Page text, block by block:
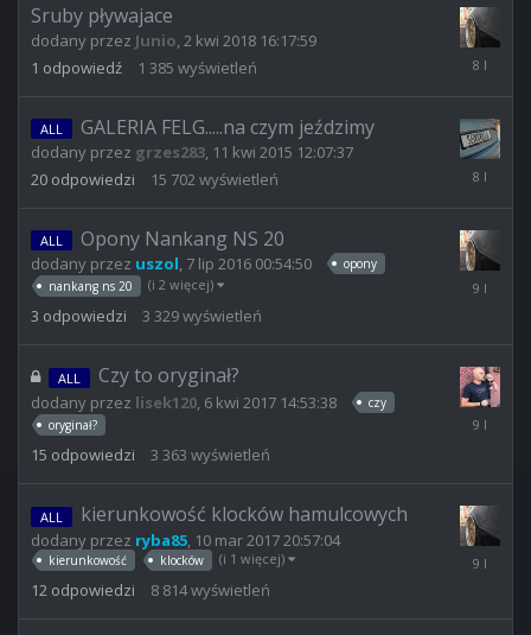
Sruby pływajace
dodany przez Junio,2 kwi 2018 16:17:59
1 odpowiedź 1 385 wyświetleń
20:24:40
ALL GALERIA FELG.....na czym jeździmy
dodany przez grzes283, 11 kwi 2015 12:07:37
20 odpowiedzi 15 702wyświetleń
29
23:58:19
ALL Opony Nankang NS 20
dodany przez uszol, 7 lip 2016 00:54:50
opony
nankang ns 20
(i 2 więcej)
3 odpowiedzi 3 329wyświetleń
ALL Czy to oryginał?
dodany przez lisek120, 6 kwi 2017 14:53:38
czy
oryginał?
15 odpowiedzi 3 363 wyświetleń
ALL kierunkowość klocków hamulcowych
dodany przez ryba85 10 mar 2017 20:57:04
kierunkowość klocków (i 1 więcej)
12 odpowiedzi 8 814wyświetleń
11